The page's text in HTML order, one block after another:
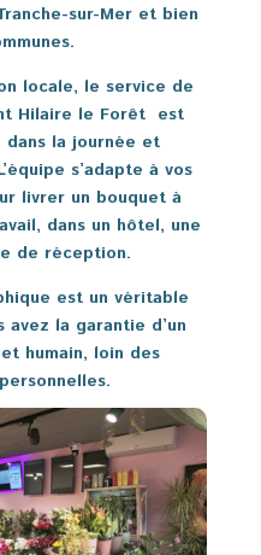
sur-Mer et bien
locale, le service de
Hilaire le Forêt est
la journée et
s’adapte à vos
livrer un bouquet à
dans un hôtel, une
de réception.
est un véritable
la garantie d’un
humain, loin des